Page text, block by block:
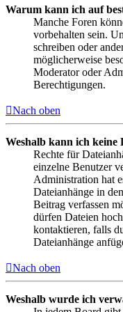
Warum kann ich auf
Manche Foren
vorbehalten sein.
schreiben oder
möglicherweise
Moderator oder
Berechtigungen.
Nach oben
Weshalb kann ich keine
Rechte für
einzelne Benutzer
Administration hat
Dateianhänge in
Beitrag verfassen
dürfen Dateien
kontaktieren, falls
Dateianhänge
Nach oben
Weshalb wurde ich